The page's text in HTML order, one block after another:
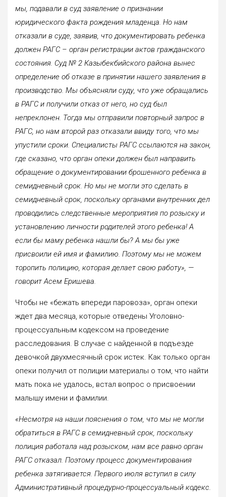
мы, подавали в суд заявление о признании
юридического факта рождения младенца. Но нам
отказали в суде, заявив, что документировать ребенка
должен РАГС – орган регистрации актов гражданского
состояния. Суд № 2 Казыбекбийского района вынес
определение об отказе в принятии нашего заявления в
производство. Мы объясняли суду, что уже обращались
в РАГС и получили отказ от него, но суд был
непреклонен. Тогда мы отправили повторный запрос в
РАГС, но нам второй раз отказали ввиду того, что мы
упустили сроки. Специалисты РАГС ссылаются на закон,
где сказано, что орган опеки должен был направить
обращение о документировании брошенного ребенка в
семидневный срок. Но мы не могли это сделать в
семидневный срок, поскольку органами внутренних дел
проводились следственные мероприятия по розыску и
установлению личности родителей этого ребенка! А
если бы маму ребенка нашли бы? А мы бы уже
присвоили ей имя и фамилию. Поэтому мы не можем
торопить полицию, которая делает свою работу», —
говорит Асем Еришева.
Чтобы не «бежать впереди паровоза», орган опеки
ждет два месяца, которые отведены Уголовно-
процессуальным кодексом на проведение
расследования. В случае с найденной в подъезде
девочкой двухмесячный срок истек. Как только орган
опеки получил от полиции материалы о том, что найти
мать пока не удалось, встал вопрос о присвоении
малышу имени и фамилии.
«Несмотря на наши пояснения о том, что мы не могли
обратиться в РАГС в семидневный срок, поскольку
полиция работала над розыском, нам все равно орган
РАГС отказал. Поэтому процесс документирования
ребенка затягивается. Первого июля вступил в силу
Административный процедурно-процессуальный кодекс.